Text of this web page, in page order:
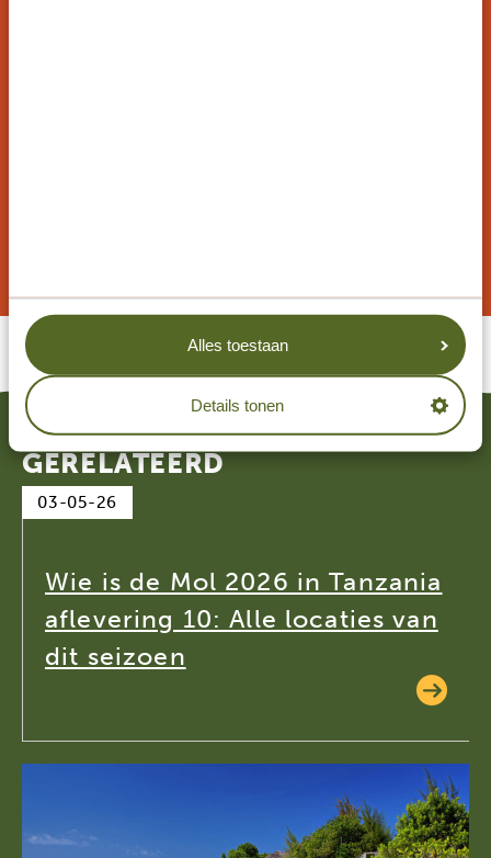
Alles toestaan
Details tonen
GERELATEERD
03-05-26
Wie is de Mol 2026 in Tanzania
aflevering 10: Alle locaties van
dit seizoen